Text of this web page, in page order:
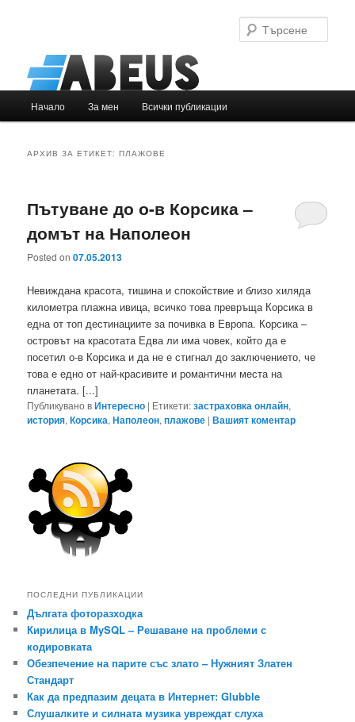
Към
Към
Начало За мен Всички публикации
АРХИВ ЗА ЕТИКЕТ:ПЛАЖОВЕ
Пътуване до о-в Корсика –
домът на Наполеон
Posted on07.05.2013
Невиждана красота, тишина и спокойствие и близо хиляда
километра плажна ивица, всичко това превръща Корсика в
една от топ дестинациите за почивка в Европа. Корсика –
островът на красотата Едва ли има човек, който да е
посетил о-в Корсика и да не е стигнал до заключението, че
това е едно от най-красивите и романтични места на
планетата. [...]
Публикувано вИнтересно | Етикети:застраховка онлайн,
история,Корсика,Наполеон,плажове |Вашият коментар
ПОСЛЕДНИ ПУБЛИКАЦИИ
Дългата фоторазходка
Кирилица в MySQL – Решаване на проблеми с
кодировката
Обезпечение на парите със злато – Нужният Златен
Стандарт
Как да предпазим децата в Интернет: Glubble
Слушалките и силната музика увреждат слуха